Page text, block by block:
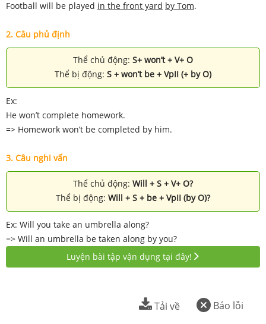
Football will be played in the front yard by Tom.
2. Câu phủ định
Thể chủ động: S+ won’t + V+ O
Thể bị động: S + won’t be + VpII (+ by O)
Ex:
He won’t complete homework.
=> Homework won’t be completed by him.
3. Câu nghi vấn
Thể chủ động: Will + S + V+ O?
Thể bị động: Will + S + be + VpII (by O)?
Ex: Will you take an umbrella along?
=> Will an umbrella be taken along by you?
Luyện bài tập vận dụng tại đây!
Báo lỗi
Tải về